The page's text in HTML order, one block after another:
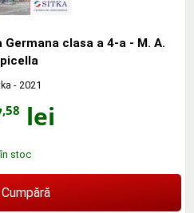
clasa a 4-a - M. A.
- 2021
,58 lei
în stoc
Cumpără